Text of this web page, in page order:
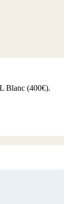
Blanc (400€).